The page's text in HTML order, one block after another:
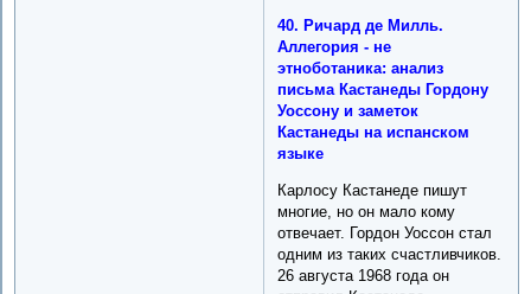
40. Ричард де Милль.
Аллегория - не
этноботаника: анализ
письма Кастанеды Гордону
Уоссону и заметок
Кастанеды на испанском
языке
Карлосу Кастанеде пишут
многие, но он мало кому
отвечает. Гордон Уоссон стал
одним из таких счастливчиков.
26 августа 1968 года он